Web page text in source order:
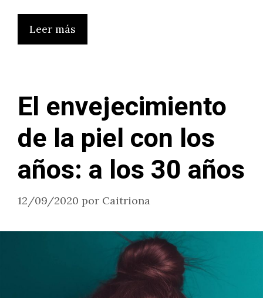
Leer más
El envejecimiento
de la piel con los
años: a los 30 años
12/09/2020 por Caitriona